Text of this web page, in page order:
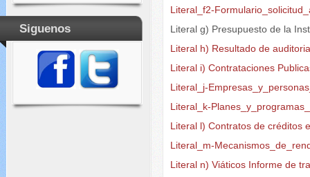
Siguenos
Literal_f2-
Literal g) Presupuesto de la
Literal h) Resultado de
Literal i) Contrataciones
Literal_j-
Literal_k-
Literal l) Contratos de créditos
Literal_m-
Literal n) Viáticos Informe de